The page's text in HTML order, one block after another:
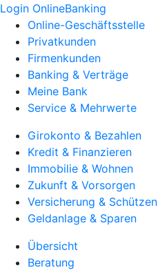
Login OnlineBanking
Online-Geschäftsstelle
Privatkunden
Firmenkunden
Banking & Verträge
Meine Bank
Service & Mehrwerte
Girokonto & Bezahlen
Kredit & Finanzieren
Immobilie & Wohnen
Zukunft & Vorsorgen
Versicherung & Schützen
Geldanlage & Sparen
Übersicht
Beratung